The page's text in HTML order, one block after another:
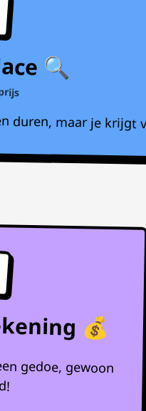
🔍
duren, maar je krijgt
💰
gedoe, gewoon